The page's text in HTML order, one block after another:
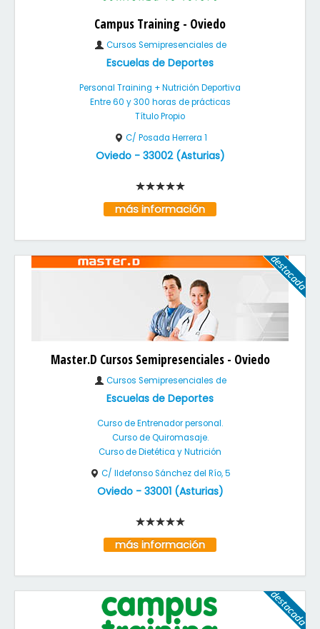
Campus Training - Oviedo
Cursos Semipresenciales de
Escuelas de Deportes
Personal Training + Nutrición Deportiva
Entre 60 y 300 horas de prácticas
Título Propio
C/ Posada Herrera 1
Oviedo- 33002(Asturias)
más información
Master.D Cursos Semipresenciales - Oviedo
Cursos Semipresenciales de
Escuelas de Deportes
Curso de Entrenador personal.
Curso de Quiromasaje.
Curso de Dietética y Nutrición
C/ Ildefonso Sánchez del Río, 5
Oviedo- 33001(Asturias)
más información